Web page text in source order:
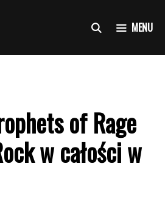
MENU
of Rage
w całości w